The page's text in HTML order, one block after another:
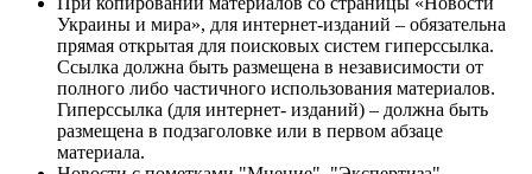
Украины и мира», для интернет-изданий – обязательна
прямая открытая для поисковых систем гиперссылка.
Ссылка должна быть размещена в независимости от
полного либо частичного использования материалов.
Гиперссылка (для интернет- изданий) – должна быть
размещена в подзаголовке или в первом абзаце
материала.